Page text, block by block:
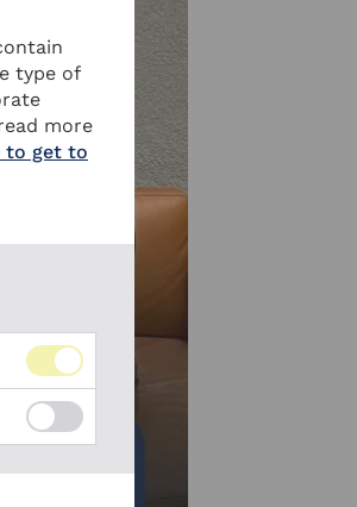
type of
more
to get to